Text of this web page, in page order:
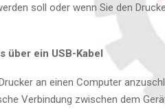
soll oder wenn Sie den
über ein USB-Kabel
an einen Computer
Verbindung zwischen dem